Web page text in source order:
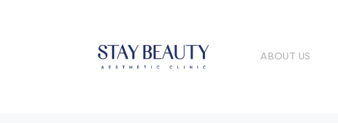
ABOUT US